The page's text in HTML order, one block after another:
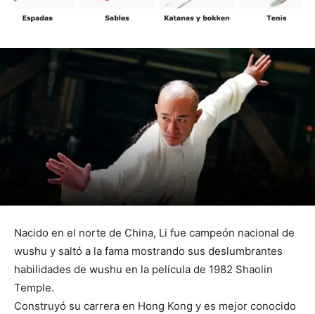
Nacido en el norte de China, Li fue campeón nacional de
wushu y saltó a la fama mostrando sus deslumbrantes
habilidades de wushu en la película de 1982 Shaolin
Temple.
Construyó su carrera en Hong Kong y es mejor conocido